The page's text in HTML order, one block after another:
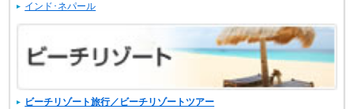
インド･ネパール
ビーチリゾート旅行／ビーチリゾートツアー